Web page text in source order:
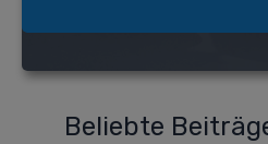
Beliebte